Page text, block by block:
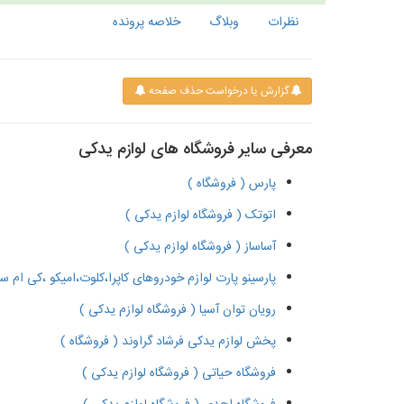
نظرات
وبلاگ خلاصه پرونده
گزارش یا درخواست حذف صفحه
معرفی سایر فروشگاه های لوازم یدکی
پارس ( فروشگاه )
اتوتک ( فروشگاه لوازم یدکی )
آساساز ( فروشگاه لوازم یدکی )
پارسینو پارت لوازم خودروهای کاپرا،کلوت،امیکو ،کی ام سی تی۸ ،فوتون ،ریچ و پیکاپ (
رویان توان آسیا ( فروشگاه لوازم یدکی )
پخش لوازم یدکی فرشاد گراوند ( فروشگاه )
فروشگاه حیاتی ( فروشگاه لوازم یدکی )